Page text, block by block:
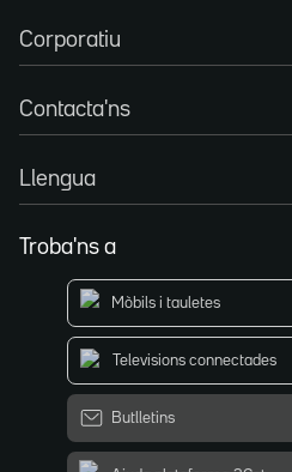
Corporatiu
Contacta'ns
Llengua
Troba'ns a
Mòbils i tauletes
Televisions connectades
Butlletins